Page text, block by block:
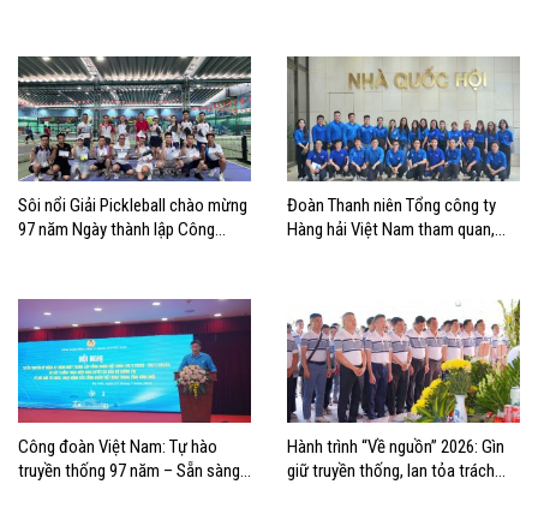
Sôi nổi Giải Pickleball chào mừng
97 năm Ngày thành lập Công
Đoàn Thanh niên Tổng công ty
Hàng hải Việt Nam tham quan,
Công đoàn Việt Nam: Tự hào
truyền thống 97 năm – Sẵn sàng
Hành trình “Về nguồn” 2026: Gìn
giữ truyền thống, lan tỏa trách